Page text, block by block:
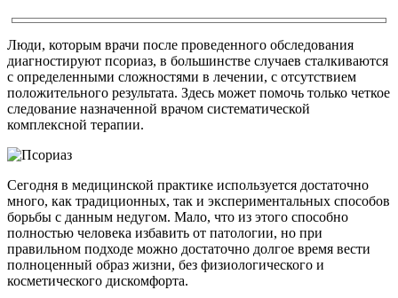
Люди, которым врачи после проведенного обследования
диагностируют псориаз, в большинстве случаев сталкиваются
с определенными сложностями в лечении, с отсутствием
положительного результата. Здесь может помочь только четкое
следование назначенной врачом систематической
комплексной терапии.
Сегодня в медицинской практике используется достаточно
много, как традиционных, так и экспериментальных способов
борьбы с данным недугом. Мало, что из этого способно
полностью человека избавить от патологии, но при
правильном подходе можно достаточно долгое время вести
полноценный образ жизни, без физиологического и
косметического дискомфорта.